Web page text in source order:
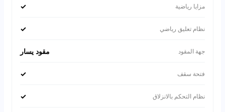
مزايا رياضية ✓
نظام تعليق رياضي ✓
جهة المقود مقود يسار
فتحة سقف ✓
نظام التحكم بالانزلاق ✓